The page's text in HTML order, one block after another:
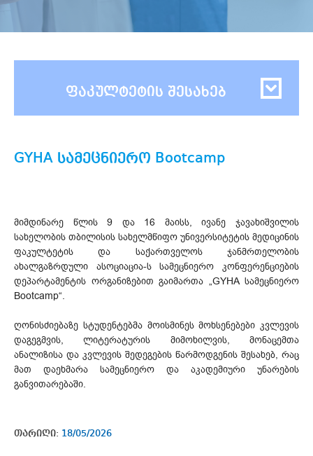
ფაკულტეტის შესახებ
GYHA სამეცნიერო Bootcamp
მიმდინარე წლის 9 და 16 მაისს, ივანე ჯავახიშვილის
სახელობის თბილისის სახელმწიფო უნივერსიტეტის მედიცინის
ფაკულტეტის და საქართველოს ჯანმრთელობის
ახალგაზრდული ასოციაცია-ს სამეცნიერო კონფერენციების
დეპარტამენტის ორგანიზებით გაიმართა „GYHA სამეცნიერო
Bootcamp“.
ღონისძიებაზე სტუდენტებმა მოისმინეს მოხსენებები კვლევის
დაგეგმვის, ლიტერატურის მიმოხილვის, მონაცემთა
ანალიზისა და კვლევის შედეგების წარმოდგენის შესახებ, რაც
მათ დაეხმარა სამეცნიერო და აკადემიური უნარების
განვითარებაში.
თარიღი: 18/05/2026